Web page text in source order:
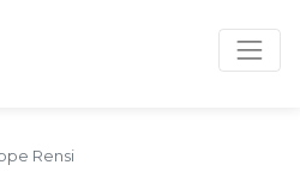
Rensi